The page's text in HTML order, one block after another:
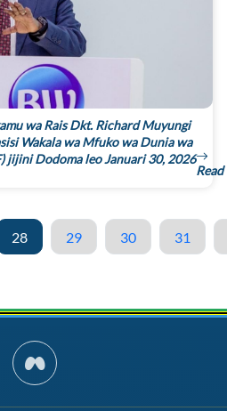
wa Rais Dkt. Richard Muyungi
Wakala wa Mfuko wa Dunia wa
jijini Dodoma leo Januari 30, 2026
28 29 30 31